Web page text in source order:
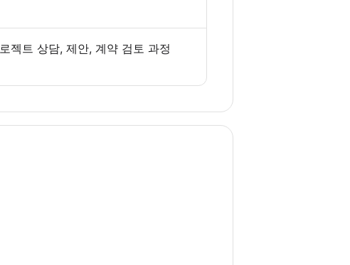
젝트 상담, 제안, 계약 검토 과정